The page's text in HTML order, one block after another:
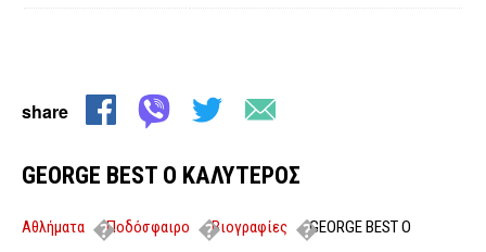
share
GEORGE BEST Ο ΚΑΛΥΤΕΡΟΣ
Αθλήματα Ποδόσφαιρο Βιογραφίες
GEORGE BEST Ο